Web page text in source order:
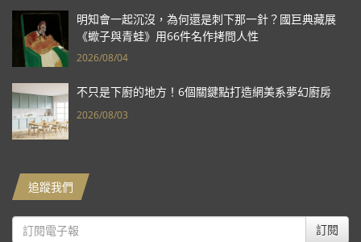
明知會一起沉沒，為何還是刺下那一針？國巨典藏展
《蠍子與青蛙》用66件名作拷問人性
2026/08/04
不只是下廚的地方！6個關鍵點打造網美系夢幻廚房
2026/08/03
追蹤我們
訂閱